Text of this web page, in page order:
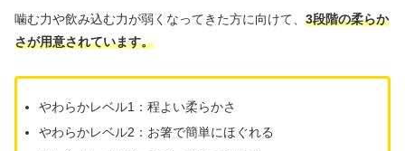
噛む力や飲み込む力が弱くなってきた方に向けて、 3段階の柔らか
さが用意されています。
やわらかレベル1：程よい柔らかさ
やわらかレベル2：お箸で簡単にほぐれる